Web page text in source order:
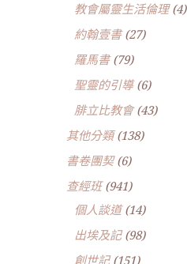
教會屬靈生活倫理(4)
約翰壹書(27)
羅馬書(79)
聖靈的引導(6)
腓立比教會(43)
其他分類(138)
書卷團契(6)
查經班(941)
個人談道(14)
出埃及記(98)
創世記(151)